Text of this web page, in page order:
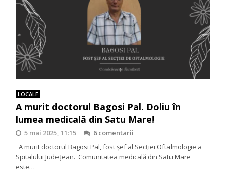
LOCALE
A murit doctorul Bagosi Pal. Doliu în
lumea medicală din Satu Mare!
5 mai 2025, 11:15
6 comentarii
A murit doctorul Bagosi Pal, fost șef al Secției Oftalmologie a
Spitalului Județean. Comunitatea medicală din Satu Mare
este…